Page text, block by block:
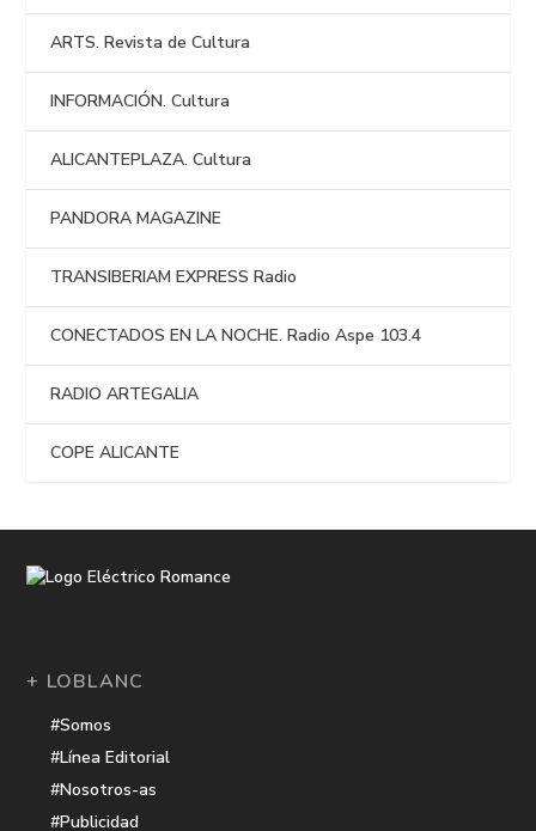
ARTS. Revista de Cultura
INFORMACIÓN. Cultura
ALICANTEPLAZA. Cultura
PANDORA MAGAZINE
TRANSIBERIAM EXPRESS Radio
CONECTADOS EN LA NOCHE. Radio Aspe 103.4
RADIO ARTEGALIA
COPE ALICANTE
+ LOBLANC
#Somos
#Línea Editorial
#Nosotros-as
#Publicidad